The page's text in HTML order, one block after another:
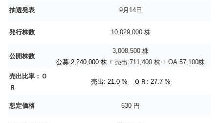
抽選発表 9月14日
発行株数 10,029,000 株
公開株数
3,008,500 株
公募:2,240,000 株 + 売出:711,400 株 + OA:57,100株
売出比率：Ｏ
Ｒ
売出: 21.0 % ＯＲ: 27.7 %
想定価格 630 円